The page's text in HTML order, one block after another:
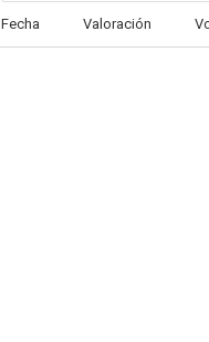
Fecha Valoración